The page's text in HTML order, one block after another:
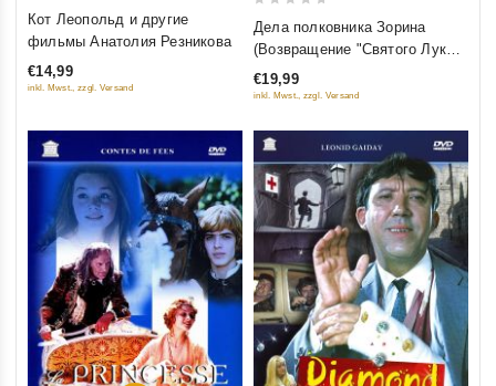
5
Кот Леопольд и другие
фильмы Анатолия Резникова
€14,99
inkl. Mwst., zzgl. Versand
out
5
Дела полковника Зорина
(Возвращение "Святого Луки",
Чёрный Принц, Версия
полковника Зорина) (3 DVD)
€19,99
inkl. Mwst., zzgl. Versand